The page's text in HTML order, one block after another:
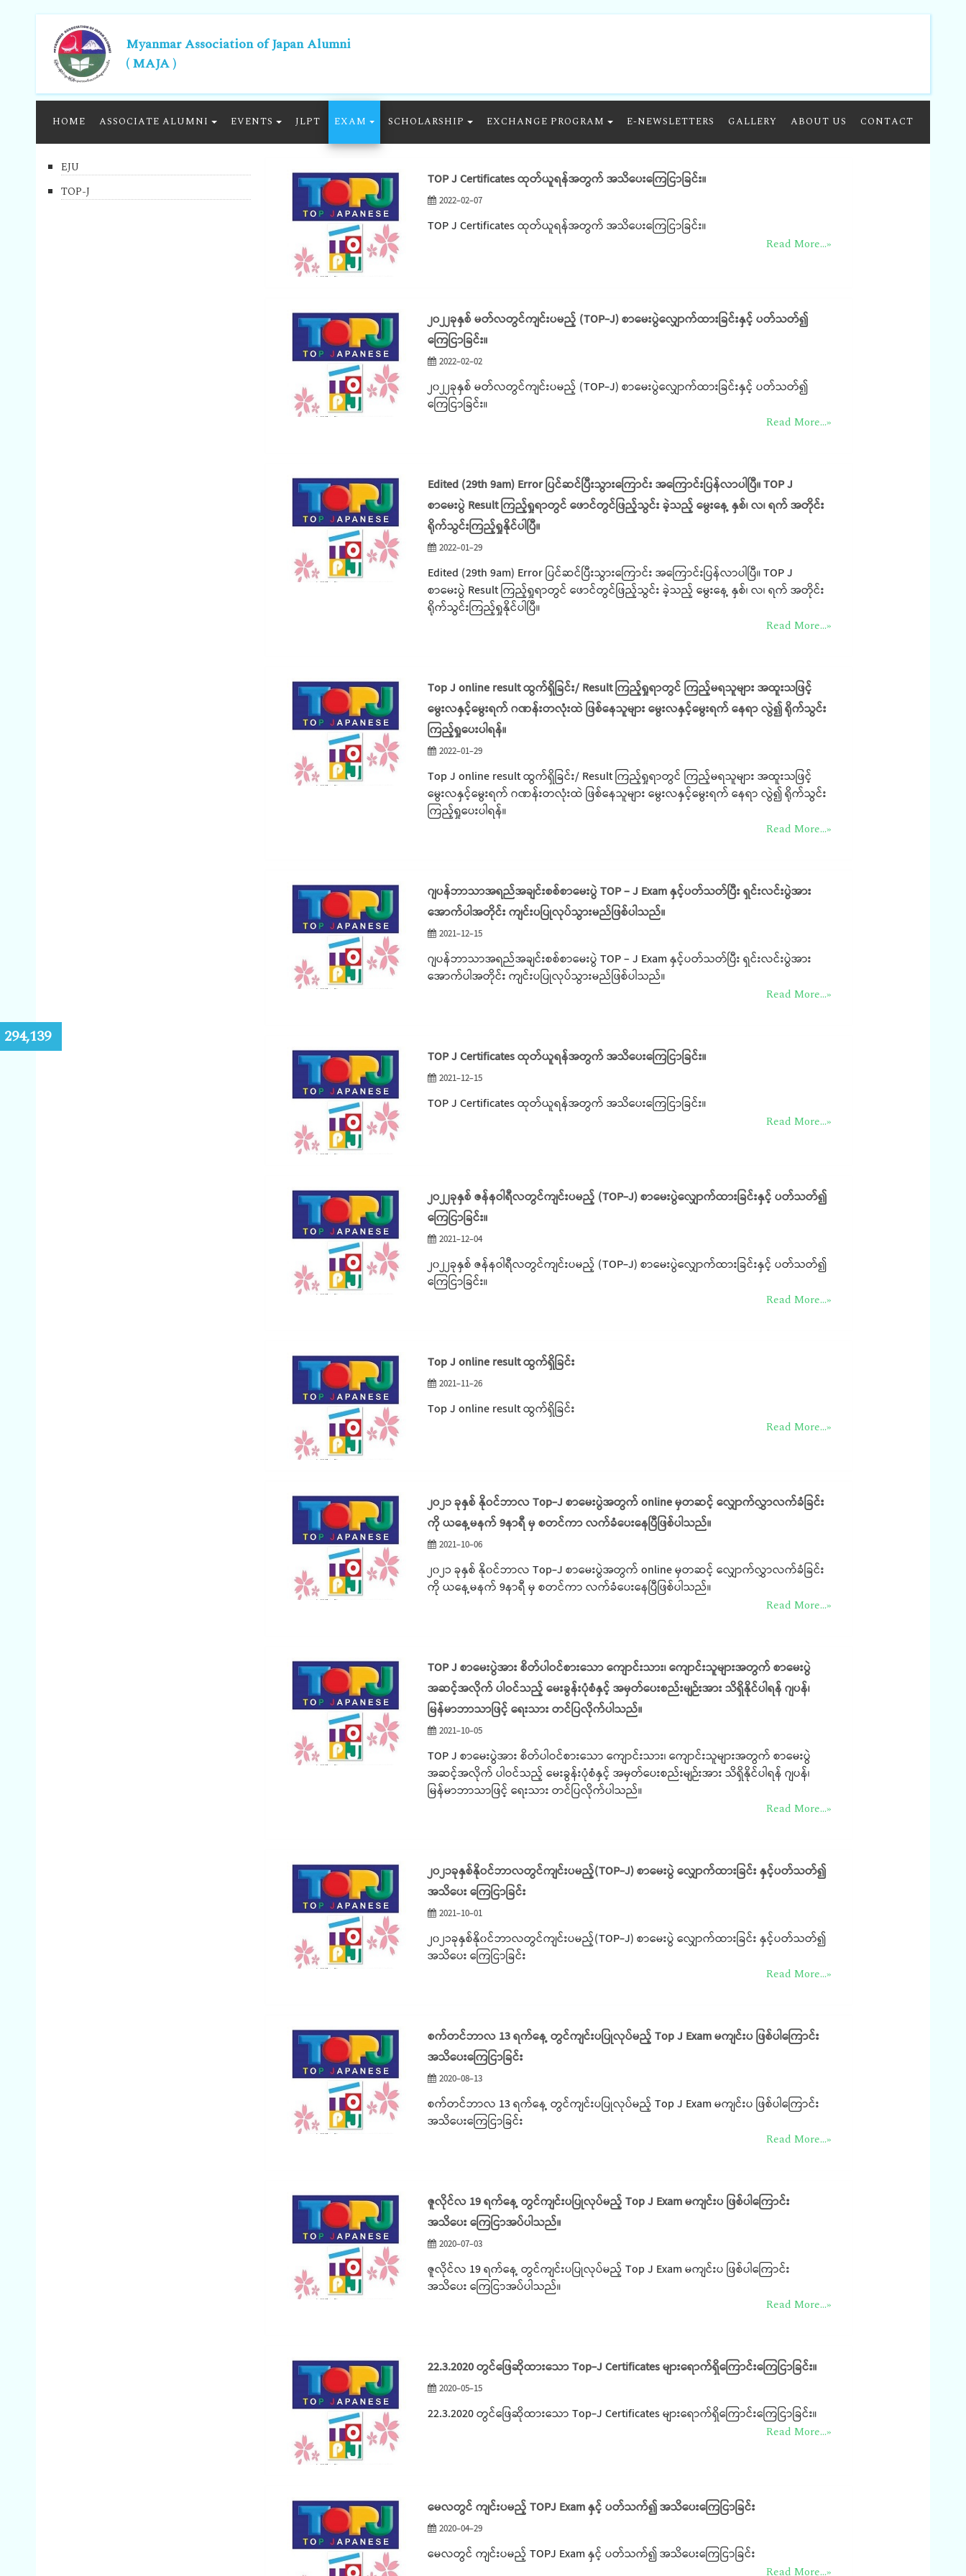
Myanmar Association of Japan Alumni
( MAJA )
HOME ASSOCIATE ALUMNI EVENTS JLPT EXAM SCHOLARSHIP EXCHANGE PROGRAM E-NEWSLETTERS GALLERY ABOUT US CONTACT
EJU
TOP-J
TOP J Certificates ထုတ်ယူရန်အတွက် အသိပေးကြေငြာခြင်း။
2022-02-07
TOP J Certificates ထုတ်ယူရန်အတွက် အသိပေးကြေငြာခြင်း။
Read More...»
၂၀၂၂ခုနှစ် မတ်လတွင်ကျင်းပမည့် (TOP-J) စာမေးပွဲလျှောက်ထားခြင်းနှင့် ပတ်သတ်၍
ကြေငြာခြင်း။
2022-02-02
၂၀၂၂ခုနှစ် မတ်လတွင်ကျင်းပမည့် (TOP-J) စာမေးပွဲလျှောက်ထားခြင်းနှင့် ပတ်သတ်၍
ကြေငြာခြင်း။
Read More...»
Edited (29th 9am) Error ပြင်ဆင်ပြီးသွားကြောင်း အကြောင်းပြန်လာပါပြီ။ TOP J
စာမေးပွဲ Result ကြည့်ရှုရာတွင် ဖောင်တွင်ဖြည့်သွင်း ခဲ့သည့် မွေးနေ့ နှစ်၊ လ၊ ရက် အတိုင်း
ရိုက်သွင်းကြည့်ရှုနိုင်ပါပြီ။
2022-01-29
Edited (29th 9am) Error ပြင်ဆင်ပြီးသွားကြောင်း အကြောင်းပြန်လာပါပြီ။ TOP J
စာမေးပွဲ Result ကြည့်ရှုရာတွင် ဖောင်တွင်ဖြည့်သွင်း ခဲ့သည့် မွေးနေ့ နှစ်၊ လ၊ ရက် အတိုင်း
ရိုက်သွင်းကြည့်ရှုနိုင်ပါပြီ။
Read More...»
Top J online result ထွက်ရှိခြင်း/ Result ကြည့်ရှုရာတွင် ကြည့်မရသူများ အထူးသဖြင့်
မွေးလနှင့်မွေးရက် ဂဏန်းတလုံးထဲ ဖြစ်နေသူများ မွေးလနှင့်မွေးရက် နေရာ လွဲ၍ ရိုက်သွင်း
ကြည့်ရှုပေးပါရန်။
2022-01-29
Top J online result ထွက်ရှိခြင်း/ Result ကြည့်ရှုရာတွင် ကြည့်မရသူများ အထူးသဖြင့်
မွေးလနှင့်မွေးရက် ဂဏန်းတလုံးထဲ ဖြစ်နေသူများ မွေးလနှင့်မွေးရက် နေရာ လွဲ၍ ရိုက်သွင်း
ကြည့်ရှုပေးပါရန်။
Read More...»
ဂျပန်ဘာသာအရည်အချင်းစစ်စာမေးပွဲ TOP – J Exam နှင့်ပတ်သတ်ပြီး ရှင်းလင်းပွဲအား
အောက်ပါအတိုင်း ကျင်းပပြုလုပ်သွားမည်ဖြစ်ပါသည်။
2021-12-15
ဂျပန်ဘာသာအရည်အချင်းစစ်စာမေးပွဲ TOP – J Exam နှင့်ပတ်သတ်ပြီး ရှင်းလင်းပွဲအား
အောက်ပါအတိုင်း ကျင်းပပြုလုပ်သွားမည်ဖြစ်ပါသည်။
Read More...»
TOP J Certificates ထုတ်ယူရန်အတွက် အသိပေးကြေငြာခြင်း။
2021-12-15
TOP J Certificates ထုတ်ယူရန်အတွက် အသိပေးကြေငြာခြင်း။
Read More...»
၂၀၂၂ခုနှစ် ဇန်နဝါရီလတွင်ကျင်းပမည့် (TOP-J) စာမေးပွဲလျှောက်ထားခြင်းနှင့် ပတ်သတ်၍
ကြေငြာခြင်း။
2021-12-04
၂၀၂၂ခုနှစ် ဇန်နဝါရီလတွင်ကျင်းပမည့် (TOP-J) စာမေးပွဲလျှောက်ထားခြင်းနှင့် ပတ်သတ်၍
ကြေငြာခြင်း။
Read More...»
Top J online result ထွက်ရှိခြင်း
2021-11-26
Top J online result ထွက်ရှိခြင်း
Read More...»
၂၀၂၁ ခုနှစ် နို၀င်ဘာလ Top-J စာမေးပွဲအတွက် online မှတဆင့် လျှောက်လွှာလက်ခံခြင်း
ကို ယနေ့မနက် 9နာရီ မှ စတင်ကာ လက်ခံပေးနေပြီဖြစ်ပါသည်။
2021-10-06
၂၀၂၁ ခုနှစ် နို၀င်ဘာလ Top-J စာမေးပွဲအတွက် online မှတဆင့် လျှောက်လွှာလက်ခံခြင်း
ကို ယနေ့မနက် 9နာရီ မှ စတင်ကာ လက်ခံပေးနေပြီဖြစ်ပါသည်။
Read More...»
TOP J စာမေးပွဲအား စိတ်ပါဝင်စားသော ကျောင်းသား၊ ကျောင်းသူများအတွက် စာမေးပွဲ
အဆင့်အလိုက် ပါဝင်သည့် မေးခွန်းပုံစံနှင့် အမှတ်ပေးစည်းမျဉ်းအား သိရှိနိုင်ပါရန် ဂျပန်၊
မြန်မာဘာသာဖြင့် ရေးသား တင်ပြလိုက်ပါသည်။
2021-10-05
TOP J စာမေးပွဲအား စိတ်ပါဝင်စားသော ကျောင်းသား၊ ကျောင်းသူများအတွက် စာမေးပွဲ
အဆင့်အလိုက် ပါဝင်သည့် မေးခွန်းပုံစံနှင့် အမှတ်ပေးစည်းမျဉ်းအား သိရှိနိုင်ပါရန် ဂျပန်၊
မြန်မာဘာသာဖြင့် ရေးသား တင်ပြလိုက်ပါသည်။
Read More...»
၂၀၂၁ခုနှစ်နို၀င်ဘာလတွင်ကျင်းပမည့်(TOP-J) စာမေးပွဲ လျှောက်ထားခြင်း နှင့်ပတ်သတ်၍
အသိပေး ကြေငြာခြင်း
2021-10-01
၂၀၂၁ခုနှစ်နို၀င်ဘာလတွင်ကျင်းပမည့်(TOP-J) စာမေးပွဲ လျှောက်ထားခြင်း နှင့်ပတ်သတ်၍
အသိပေး ကြေငြာခြင်း
Read More...»
စက်တင်ဘာလ 13 ရက်နေ့ တွင်ကျင်းပပြုလုပ်မည့် Top J Exam မကျင်းပ ဖြစ်ပါကြောင်း
အသိပေးကြေငြာခြင်း
2020-08-13
စက်တင်ဘာလ 13 ရက်နေ့ တွင်ကျင်းပပြုလုပ်မည့် Top J Exam မကျင်းပ ဖြစ်ပါကြောင်း
အသိပေးကြေငြာခြင်း
Read More...»
ဇူလိုင်လ 19 ရက်နေ့ တွင်ကျင်းပပြုလုပ်မည့် Top J Exam မကျင်းပ ဖြစ်ပါကြောင်း
အသိပေး ကြေငြာအပ်ပါသည်။
2020-07-03
ဇူလိုင်လ 19 ရက်နေ့ တွင်ကျင်းပပြုလုပ်မည့် Top J Exam မကျင်းပ ဖြစ်ပါကြောင်း
အသိပေး ကြေငြာအပ်ပါသည်။
Read More...»
22.3.2020 တွင်ဖြေဆိုထားသော Top-J Certificates များရောက်ရှိကြောင်းကြေငြာခြင်း။
2020-05-15
22.3.2020 တွင်ဖြေဆိုထားသော Top-J Certificates များရောက်ရှိကြောင်းကြေငြာခြင်း။
Read More...»
မေလတွင် ကျင်းပမည့် TOPJ Exam နှင့် ပတ်သက်၍ အသိပေးကြေငြာခြင်း
2020-04-29
မေလတွင် ကျင်းပမည့် TOPJ Exam နှင့် ပတ်သက်၍ အသိပေးကြေငြာခြင်း
Read More...»
294,139